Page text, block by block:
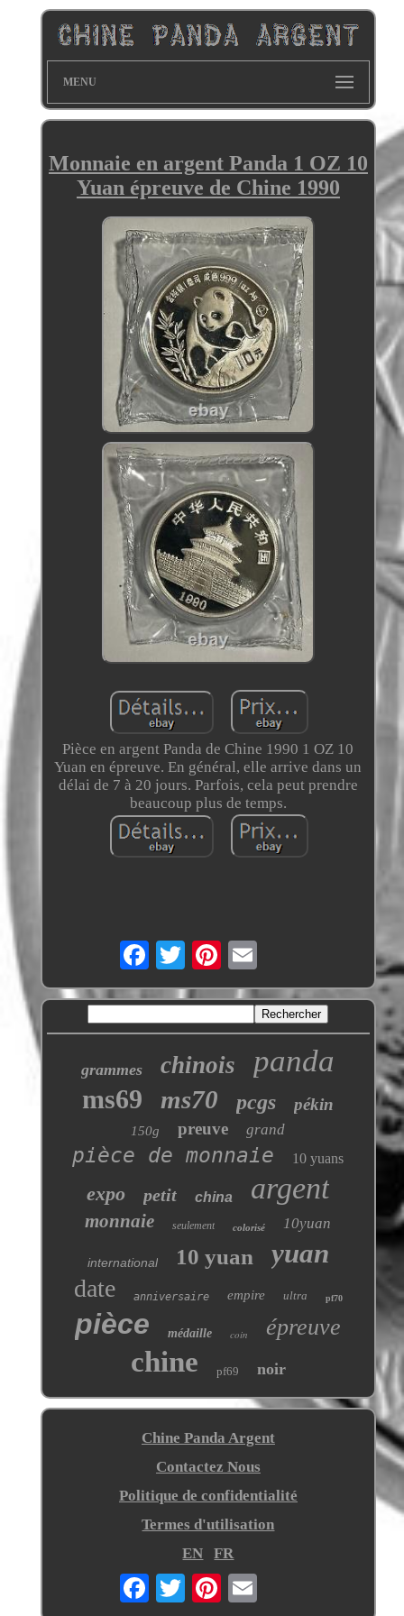
MENU
Monnaie en argent Panda 1 OZ 10
Yuan épreuve de Chine 1990
Pièce en argent Panda de Chine 1990 1 OZ 10
Yuan en épreuve. En général, elle arrive dans un
délai de 7 à 20 jours. Parfois, cela peut prendre
beaucoup plus de temps.
grammes chinois panda
ms69 ms70 pcgs pékin
150g preuve grand
pièce de monnaie 10 yuans
expo petit china argent
monnaie seulement colorisé 10yuan
international 10 yuan yuan
date anniversaire empire ultra pf70
pièce médaille coin épreuve
chine pf69 noir
Chine Panda Argent
Contactez Nous
Politique de confidentialité
Termes d'utilisation
EN
FR